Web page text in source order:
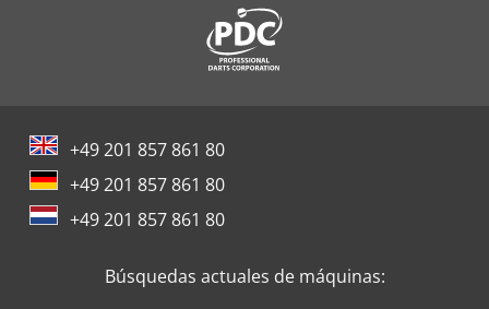
+49 201 857 861 80
+49 201 857 861 80
+49 201 857 861 80
Búsquedas actuales de máquinas: